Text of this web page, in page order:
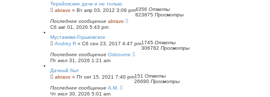
Терийокские дачи и не только
abravo » Вт апр 03, 2012 3:09 pm4356 Ответы
823875 Просмотры
Последнее сообщение abravo
Сб авг 01, 2026 5:43 pm
Мустамяки-Горьковское
Andrey R » Сб сен 23, 2017 4:47 pm1745 Ответы
306782 Просмотры
Последнее сообщение Osbourne
Пт июл 31, 2026 1:21 am
Дачный быт
abravo » Пт окт 15, 2021 7:40 pm151 Ответы
26690 Просмотры
Последнее сообщение А.М.
Чт июл 30, 2026 5:01 am